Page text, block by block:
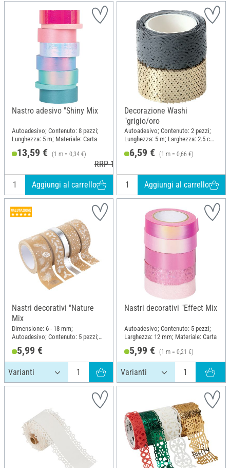
Nastro adesivo "Shiny Mix
Autoadesivo; Contenuto: 8 pezzi;
Lunghezza: 5 m; Materiale: Carta
13,59 € (1 m = 0,34 €)
RRP 13,99 €
Aggiungi al carrello
Decorazione Washi
"grigio/oro
Autoadesivo; Contenuto: 2 pezzi;
Lunghezza: 5 m; Larghezza: 2.5 cm;
Materiale: Carta
6,59 € (1 m = 0,66 €)
Aggiungi al carrello
Nastri decorativi "Nature
Mix
Dimensione: 6 - 18 mm;
Autoadesivo; Contenuto: 5 pezzi;
Materiale: Carta
5,99 €
Nastri decorativi "Effect Mix
Autoadesivo; Contenuto: 5 pezzi;
Larghezza: 12 mm; Materiale: Carta
5,99 € (1 m = 0,21 €)